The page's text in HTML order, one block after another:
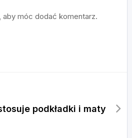
, aby móc dodać komentarz.
podkładki i maty